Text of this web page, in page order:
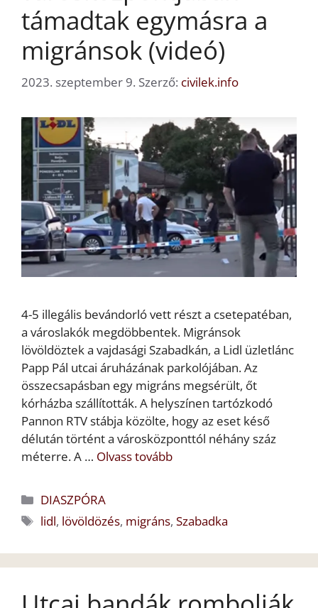
támadtak egymásra a
migránsok (videó)
2023. szeptember 9. Szerző: civilek.info
4-5 illegális bevándorló vett részt a csetepatéban,
a városlakók megdöbbentek. Migránsok
lövöldöztek a vajdasági Szabadkán, a Lidl üzletlánc
Papp Pál utcai áruházának parkolójában. Az
összecsapásban egy migráns megsérült, őt
kórházba szállították. A helyszínen tartózkodó
Pannon RTV stábja közölte, hogy az eset késő
délután történt a városközponttól néhány száz
méterre. A … Olvass tovább
Kategória
DIASZPÓRA
Címkék
lidl, lövöldözés, migráns,Szabadka